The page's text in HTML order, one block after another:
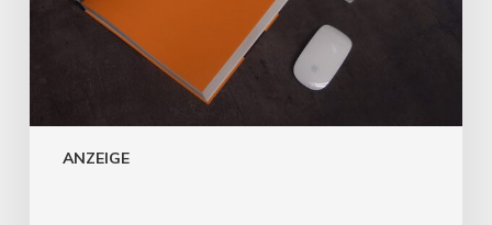
ANZEIGE